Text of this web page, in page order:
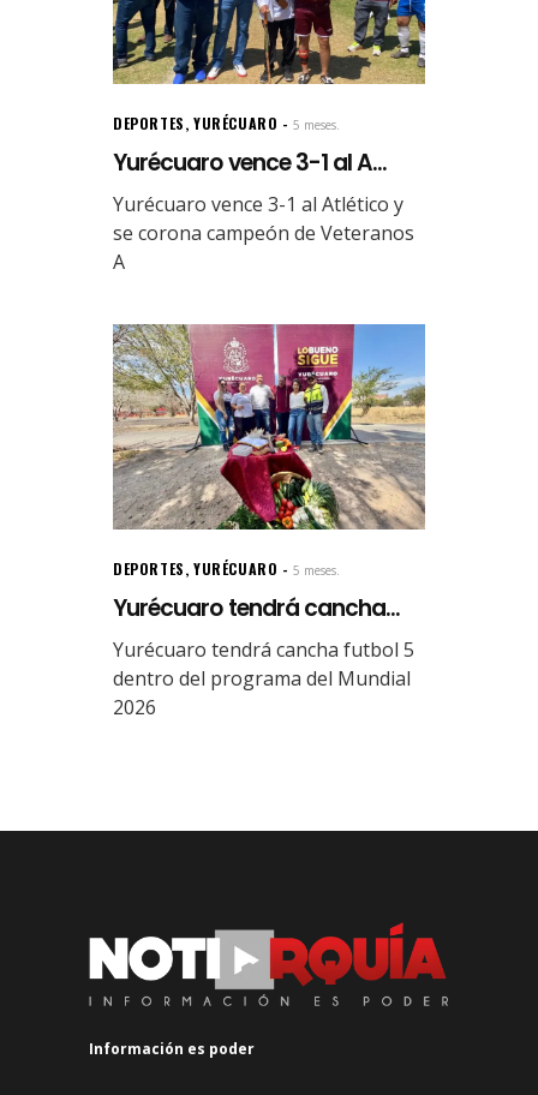
DEPORTES,YURÉCUARO 5 meses.
Yurécuaro vence 3-1 al A...
Yurécuaro vence 3-1 al Atlético y
se corona campeón de Veteranos
A
DEPORTES,YURÉCUARO 5 meses.
Yurécuaro tendrá cancha...
Yurécuaro tendrá cancha futbol 5
dentro del programa del Mundial
2026
Información es poder